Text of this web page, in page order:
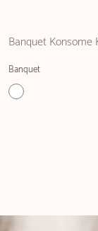
Banquet Konsome
Banquet